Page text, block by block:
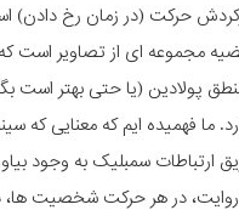
حرکت (در زمان رخ
مجموعه ای از تصاویر است
پولادین (یا حتی بهتر است
ما فهمیده ایم که معنایی که
ارتباطات سمبلیک به وجود
در هر حرکت شخصیت ها،